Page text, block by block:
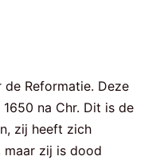
Reformatie. Deze
na Chr. Dit is de
zij heeft zich
maar zij is dood